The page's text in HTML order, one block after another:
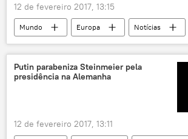
12 de fevereiro 2017, 13:15
Mundo Europa
Notícias
Ucrânia
OTAN
manobras navais
relações internacionais
Rússia
Putin parabeniza Steinmeier pela
presidência na Alemanha
12 de fevereiro 2017, 13:11